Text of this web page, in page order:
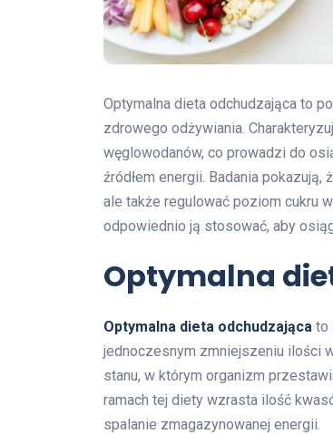
Optymalna dieta odchudzająca to
zdrowego odżywiania.
węglowodanów, co prowadzi do
źródłem energii. Badania
ale także regulować poziom cukru
odpowiednio ją stosować, aby
Optymalna
Optymalna dieta odchudzająca to
jednoczesnym zmniejszeniu ilości
stanu, w którym organizm
ramach tej diety wzrasta ilość
spalanie zmagazynowanej energii.